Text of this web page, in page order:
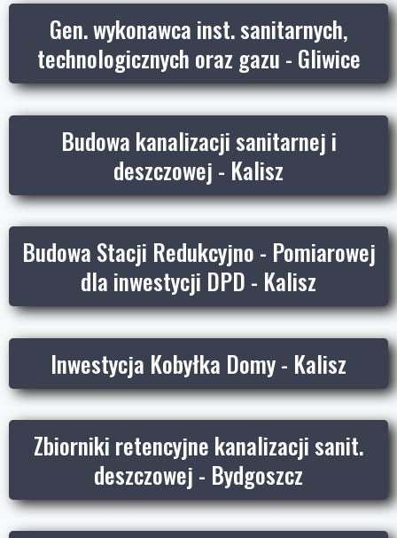
Gen. wykonawca inst. sanitarnych,
technologicznych oraz gazu - Gliwice
Budowa kanalizacji sanitarnej i
deszczowej - Kalisz
Budowa Stacji Redukcyjno - Pomiarowej
dla inwestycji DPD - Kalisz
Inwestycja Kobyłka Domy - Kalisz
Zbiorniki retencyjne kanalizacji sanit.
deszczowej - Bydgoszcz